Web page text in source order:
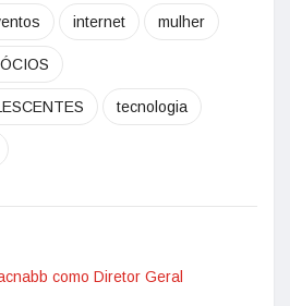
internet mulher
tecnologia
como Diretor Geral